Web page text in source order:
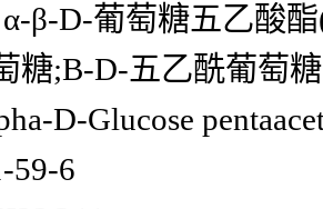
β-D-葡萄糖五乙酸
糖;Β-D-五乙酰葡萄
D-Glucose
59-6